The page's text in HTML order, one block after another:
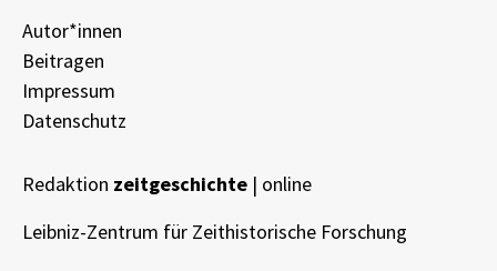
Autor*innen
Beitragen
Impressum
Datenschutz
Redaktion zeitgeschichte | online
Leibniz-Zentrum für Zeithistorische Forschung